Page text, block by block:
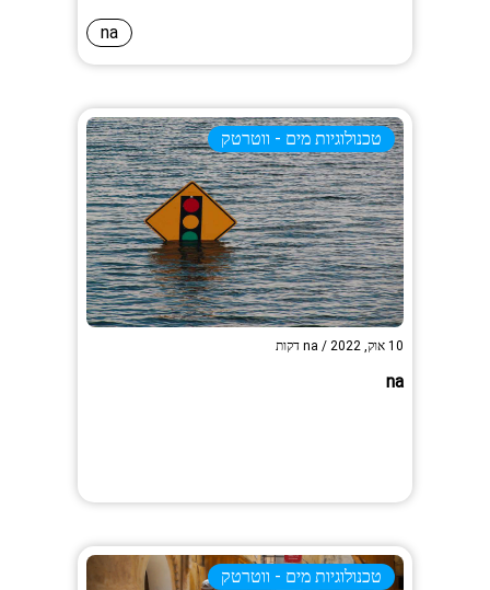
na
טכנולוגיות מים - ווטרטק
10 אוק, 2022 /
na דקות
na
טכנולוגיות מים - ווטרטק